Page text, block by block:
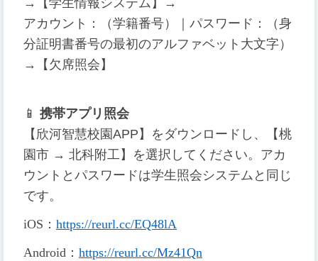
→【学生情報システム】→
アカウント：（学籍番号）｜パスワード：（身
分証明書番号の最初のアルファベット大文字）
→【欠席照会】
📱 携帯アプリ照会
【欣河智慧校園APP】をダウンロードし、【桃
園市 → 北科附工】を選択してください。アカ
ウントとパスワードは学生照会システムと同じ
です。
iOS ： https://reurl.cc/EQ48lA
Android ： https://reurl.cc/Mz41Qn